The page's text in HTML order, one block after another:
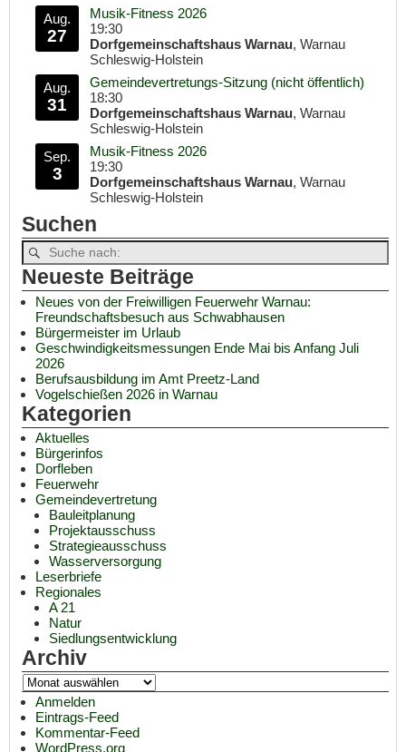
Aug.
27
Musik-Fitness 2026
19:30
Dorfgemeinschaftshaus Warnau, Warnau
Schleswig-Holstein
Aug.
31
Gemeindevertretungs-Sitzung (nicht öffentlich)
18:30
Dorfgemeinschaftshaus Warnau, Warnau
Schleswig-Holstein
Sep.
3
Musik-Fitness 2026
19:30
Dorfgemeinschaftshaus Warnau, Warnau
Schleswig-Holstein
Suchen
Neueste Beiträge
Neues von der Freiwilligen Feuerwehr Warnau:
Freundschaftsbesuch aus Schwabhausen
Bürgermeister im Urlaub
Geschwindigkeitsmessungen Ende Mai bis Anfang Juli
2026
Berufsausbildung im Amt Preetz-Land
Vogelschießen 2026 in Warnau
Kategorien
Aktuelles
Bürgerinfos
Dorfleben
Feuerwehr
Gemeindevertretung
Bauleitplanung
Projektausschuss
Strategieausschuss
Wasserversorgung
Leserbriefe
Regionales
A 21
Natur
Siedlungsentwicklung
Archiv
Anmelden
Eintrags-Feed
Kommentar-Feed
WordPress.org